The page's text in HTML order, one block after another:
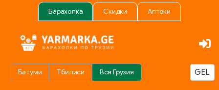
Барахолка Скидки Аптеки
Батуми Тбилиси Вся Грузия